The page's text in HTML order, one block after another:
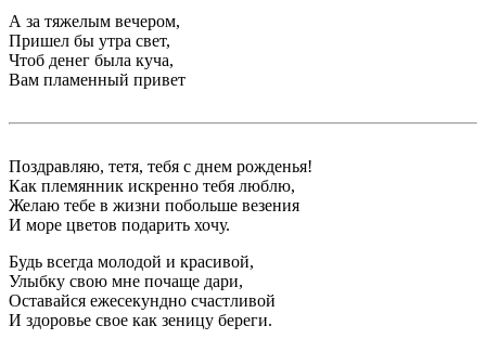
А за тяжелым вечером,
Пришел бы утра свет,
Чтоб денег была куча,
Вам пламенный привет
Поздравляю, тетя, тебя с днем рожденья!
Как племянник искренно тебя люблю,
Желаю тебе в жизни побольше везения
И море цветов подарить хочу.
Будь всегда молодой и красивой,
Улыбку свою мне почаще дари,
Оставайся ежесекундно счастливой
И здоровье свое как зеницу береги.